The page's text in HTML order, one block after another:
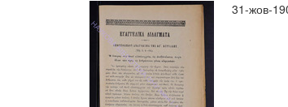
31-жов-